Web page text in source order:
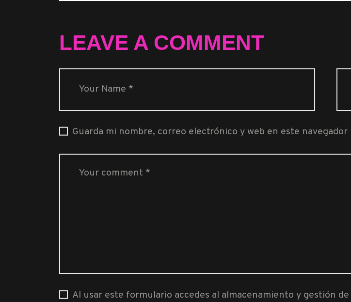
LEAVE A COMMENT
Guarda mi nombre, correo electrónico y web en este
Al usar este formulario accedes al almacenamiento y gestión